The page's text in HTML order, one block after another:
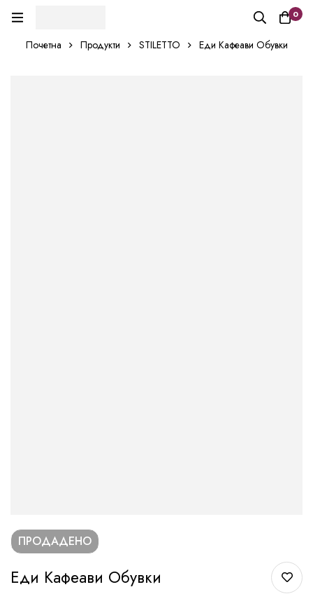
0
Почетна Продукти STILETTO Еди Кафеави Обувки
ПРОДАДЕНО
Еди Кафеави Обувки